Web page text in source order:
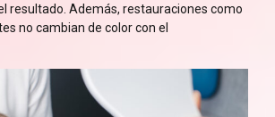
resultado. Además, restauraciones como
no cambian de color con el